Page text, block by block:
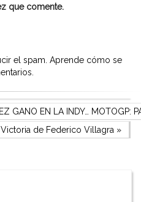
que comente.
el spam. Aprende cómo se
GANO EN LA INDY… MOTOGP:
de Federico Villagra »